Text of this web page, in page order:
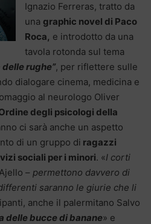
Ignazio Ferreras, tratto da
una graphic novel di Paco
Roca, e introdotto da una
tavola rotonda sul tema
delle rughe”, per riflettere sulle
dialogare cinema, medicina e
al neurologo Oliver
degli psicologi della
ci sarà anche un aspetto
di un gruppo di ragazzi
sociali per i minori. «I corti
– permettono davvero di
saranno le giurie che li
anche il palermitano Salvo
delle bucce di banane» e